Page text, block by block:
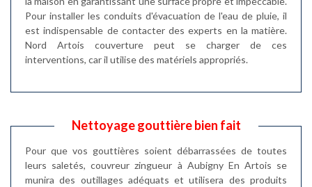
Pour installer les conduits d'évacuation de l'eau de pluie, il
est indispensable de contacter des experts en la matière.
Nord Artois couverture peut se charger de ces
interventions, car il utilise des matériels appropriés.
Nettoyage gouttière bien fait
Pour que vos gouttières soient débarrassées de toutes
leurs saletés, couvreur zingueur à Aubigny En Artois se
munira des outillages adéquats et utilisera des produits